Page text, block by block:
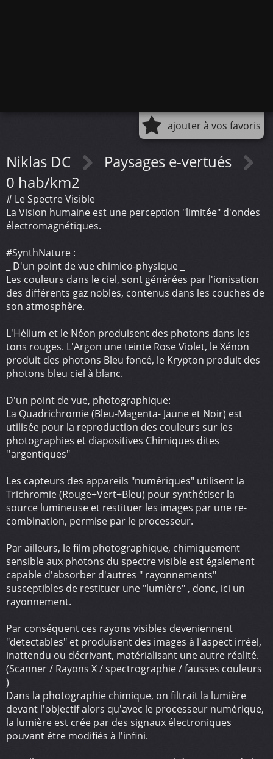
ajouter à vos favoris
Niklas DC
Paysages e-vertués
0 hab/km2
# Le Spectre Visible
La Vision humaine est une perception "limitée" d'ondes
électromagnétiques.
#SynthNature :
_ D'un point de vue chimico-physique _
Les couleurs dans le ciel, sont générées par l'ionisation
des différents gaz nobles, contenus dans les couches de
son atmosphère.
L'Hélium et le Néon produisent des photons dans les
tons rouges. L'Argon une teinte Rose Violet, le Xénon
produit des photons Bleu foncé, le Krypton produit des
photons bleu ciel à blanc.
D'un point de vue, photographique:
La Quadrichromie (Bleu-Magenta- Jaune et Noir) est
utilisée pour la reproduction des couleurs sur les
photographies et diapositives Chimiques dites
''argentiques"
Les capteurs des appareils "numériques" utilisent la
Trichromie (Rouge+Vert+Bleu) pour synthétiser la
source lumineuse et restituer les images par une re-
combination, permise par le processeur.
Par ailleurs, le film photographique, chimiquement
sensible aux photons du spectre visible est également
capable d'absorber d'autres " rayonnements"
susceptibles de restituer une "lumière" , donc, ici un
rayonnement.
Par conséquent ces rayons visibles deveniennent
"detectables" et produisent des images à l'aspect irréel,
inattendu ou décrivant, matérialisant une autre réalité.
(Scanner / Rayons X / spectrographie / fausses couleurs
)
Dans la photographie chimique, on filtrait la lumière
devant l'objectif alors qu'avec le processeur numérique,
la lumière est crée par des signaux électroniques
pouvant être modifiés à l'infini.